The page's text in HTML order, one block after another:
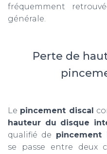
fréquemment
générale.
Perte de
Le pincement discal
hauteur du disque
qualifié de pincement
se passe entre deux